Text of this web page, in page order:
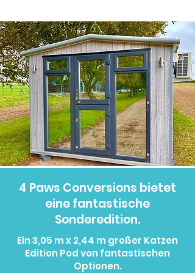
4 Paws Conversions bietet
eine fantastische
Sonderedition.
Ein 3,05 m x 2,44 m großer Katzen
Edition Pod von fantastischen
Optionen.